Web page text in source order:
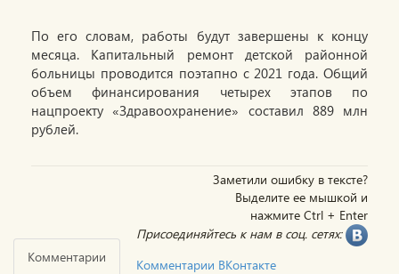
По его словам, работы будут завершены к концу
месяца. Капитальный ремонт детской районной
больницы проводится поэтапно с 2021 года. Общий
объем финансирования четырех этапов по
нацпроекту «Здравоохранение» составил 889 млн
рублей.
Заметили ошибку в тексте?
Выделите ее мышкой и
нажмите Ctrl + Enter
Присоединяйтесь к нам в соц. сетях:
Комментарии
Комментарии ВКонтакте